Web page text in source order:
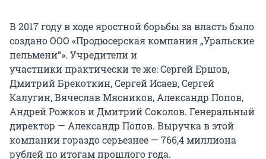
В 2017 году в ходе яростной борьбы за власть было
создано ООО «Продюсерская компания „Уральские
пельмени“». Учредители и
участники практически те же: Сергей Ершов,
Дмитрий Брекоткин, Сергей Исаев, Сергей
Калугин, Вячеслав Мясников, Александр Попов,
Андрей Рожков и Дмитрий Соколов. Генеральный
директор — Александр Попов. Выручка в этой
компании гораздо серьезнее — 766,4 миллиона
рублей по итогам прошлого года.